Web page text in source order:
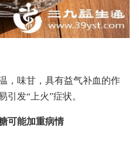
，味甘，具有益气补血的作
引发“上火”症状。
可能加重病情